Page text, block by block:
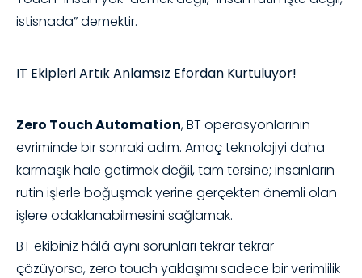
istisnada” demektir.
IT Ekipleri Artık Anlamsız Efordan Kurtuluyor!
Zero Touch Automation, BT operasyonlarının
evriminde bir sonraki adım. Amaç teknolojiyi daha
karmaşık hale getirmek değil, tam tersine; insanların
rutin işlerle boğuşmak yerine gerçekten önemli olan
işlere odaklanabilmesini sağlamak.
BT ekibiniz hâlâ aynı sorunları tekrar tekrar
çözüyorsa, zero touch yaklaşımı sadece bir verimlilik